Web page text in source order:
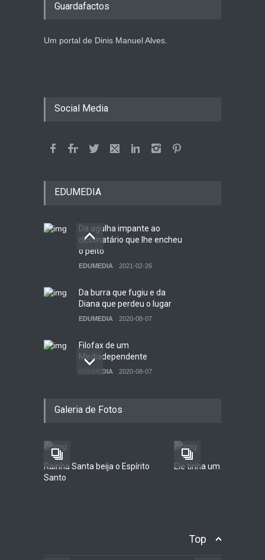
Guardafactos
Um portal de Dinis Manuel Alves.
Social Media
EDUMEDIA
Da agulha impante ao
destinatário que lhe encheu
o peito
EDUMEDIA 2021-02-26
Da burra que fugiu e da
Diana que perdeu o lugar
EDUMEDIA 2020-08-07
Filofax de um
Mediadependente
EDUMEDIA 2020-08-07
EDUMEDIA 2020-11-26
Galeria de Fotos
Rainha Santa beija o Espírito
Santo
Ele tinha um sonho...
Top